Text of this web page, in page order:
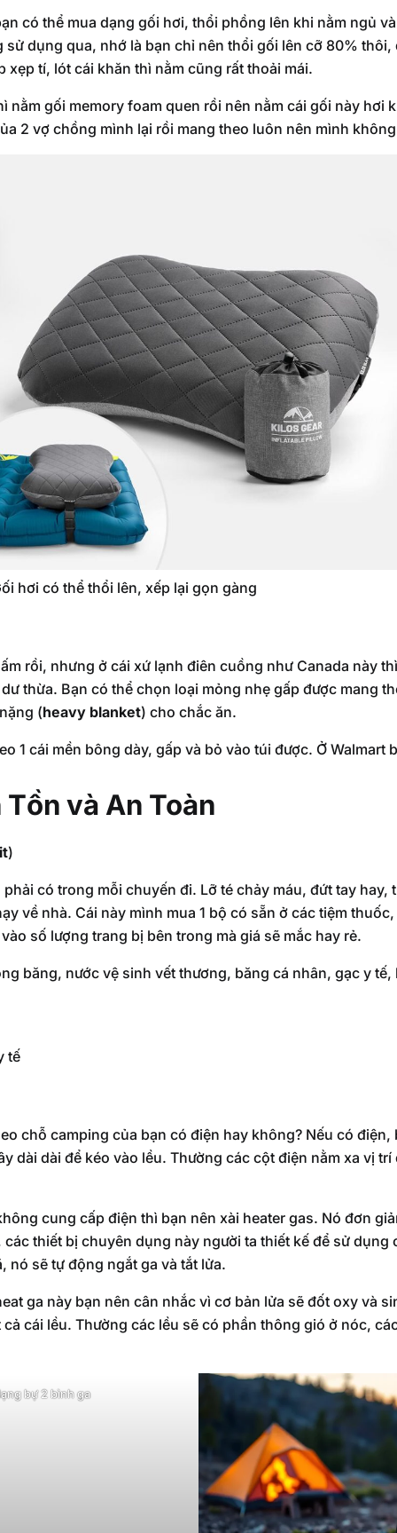
có thể mua dạng gối hơi, thổi phồng lên khi nằm ngủ
dụng qua, nhớ là bạn chỉ nên thổi gối lên cỡ 80%
xẹp tí, lót cái khăn thì nằm cũng rất thoải mái.
nằm gối memory foam quen rồi nên nằm cái gối này hơi
2 vợ chồng mình lại rồi mang theo luôn nên mình
hơi có thể thổi lên, xếp lại gọn gàng
rồi, nhưng ở cái xứ lạnh điên cuồng như Canada này
thừa. Bạn có thể chọn loại mỏng nhẹ gấp được mang
(heavy blanket) cho chắc ăn.
1 cái mền bông dày, gấp và bỏ vào túi được. Ở Walmart
và An Toàn
)
có trong mỗi chuyến đi. Lỡ té chảy máu, đứt tay hay,
về nhà. Cái này mình mua 1 bộ có sẵn ở các tiệm
số lượng trang bị bên trong mà giá sẽ mắc hay rẻ.
băng, nước vệ sinh vết thương, băng cá nhân, gạc y
tế
chỗ camping của bạn có điện hay không? Nếu có điện,
dài dài để kéo vào lều. Thường các cột điện nằm xa vị
cung cấp điện thì bạn nên xài heater gas. Nó đơn
thiết bị chuyên dụng này người ta thiết kế để sử dụng
nó sẽ tự động ngắt ga và tắt lửa.
ga này bạn nên cân nhắc vì cơ bản lửa sẽ đốt oxy và
cái lều. Thường các lều sẽ có phần thông gió ở nóc,
bự 2 bình ga